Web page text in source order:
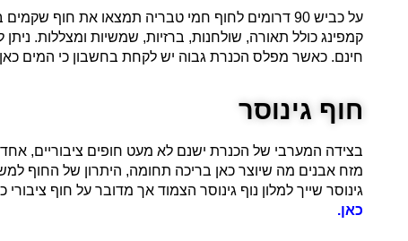
על כביש 90 דרומים לחוף חמי טבריה תמצאו את חוף
קמפינג כולל תאורה, שולחנות, ברזיות, שמשיות ומצללות.
חינם. כאשר מפלס הכנרת גבוה יש לקחת בחשבון כי המים
חוף גינוסר
בצידה המערבי של הכנרת ישנם לא מעט חופים ציבוריים, אחד
מזח אבנים מה שיוצר כאן בריכה תחומה, היתרון של החוף
גינוסר שייך למלון נוף גינוסר הצמוד אך מדובר על חוף ציבורי כך שהוא
כאן.